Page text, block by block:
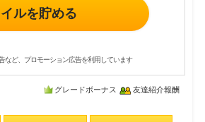
ルを貯める
など、プロモーション広告を利用しています
グレードボーナス 友達紹介報酬